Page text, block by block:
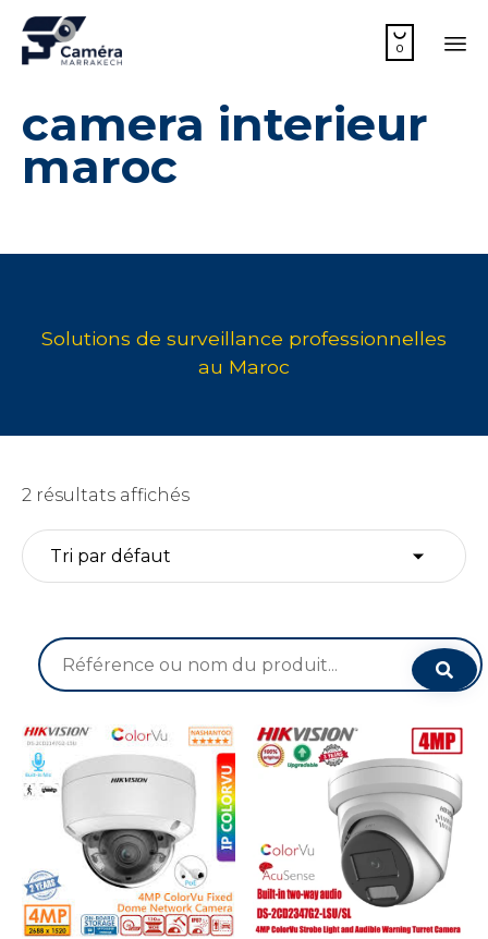

0
camera interieur
maroc
2 résultats affichés
Recherche
pour :